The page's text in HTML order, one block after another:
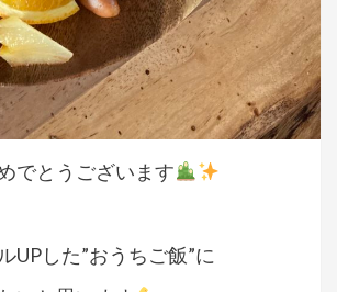
でとうございます
UPした”おうちご飯”に